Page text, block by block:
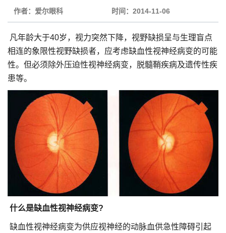
作者：爱尔眼科 时间：2014-11-06
凡年龄大于40岁，视力突然下降，视野缺损呈与生理盲点
相连的象限性视野缺损者，应考虑缺血性视神经病变的可能
性。但必须除外压迫性视神经病变，脱髓鞘疾病及遗传性疾
患等。
什么是缺血性视神经病变?
缺血性视神经病变为供应视神经的动脉血供急性障碍引起